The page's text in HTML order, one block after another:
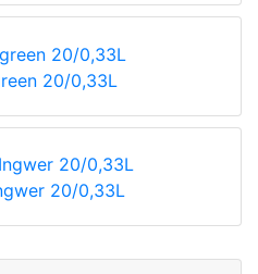
20/0,33L
20/0,33L